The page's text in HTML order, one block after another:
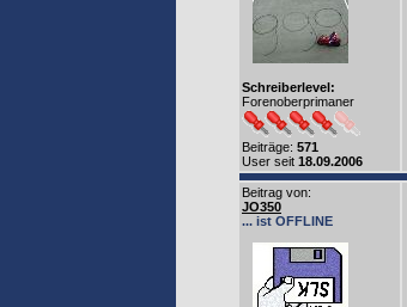
Schreiberlevel:
Forenoberprimaner
Beiträge: 571
User seit 18.09.2006
Beitrag von:
JO350
... ist OFFLINE